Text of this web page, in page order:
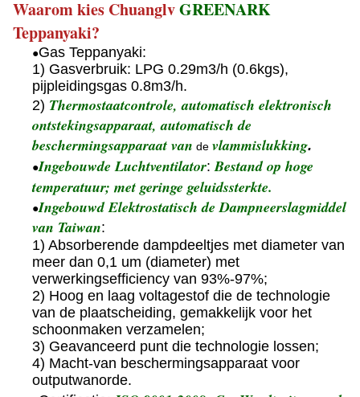
Waarom kies ChuanglvGREENARK
Teppanyaki?
●Gas Teppanyaki:
1) Gasverbruik: LPG 0.29m3/h (0.6kgs),
pijpleidingsgas 0.8m3/h.
2) Thermostaatcontrole, automatisch elektronisch
ontstekingsapparaat, automatisch de
beschermingsapparaat van de vlammislukking.
●Ingebouwde Luchtventilator:Bestand op hoge
temperatuur; met geringe geluidssterkte.
●Ingebouwd Elektrostatisch de Dampneerslagmiddel
van Taiwan:
1) Absorberende dampdeeltjes met diameter van
meer dan 0,1 um (diameter) met
verwerkingsefficiency van 93%-97%;
2) Hoog en laag voltagestof die de technologie
van de plaatscheiding, gemakkelijk voor het
schoonmaken verzamelen;
3) Geavanceerd punt die technologie lossen;
4) Macht-van beschermingsapparaat voor
outputwanorde.